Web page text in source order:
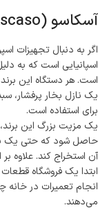
آسکاسو (Ascaso)
اسپانیایی است که به
یک نازل بخار پرفشار،
برای استفاده است.
یک مزیت بزرگ این
حاصل شود که حتی یک
ابتدا یک فروشگاه قطعات
انجام تعمیرات در خانه
می‌دهند.